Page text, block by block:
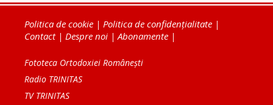
Politica de cookie | Politica de confidențialitate |
Contact| Despre noi | Abonamente |
Fototeca Ortodoxiei Românești
Radio TRINITAS
TV TRINITAS